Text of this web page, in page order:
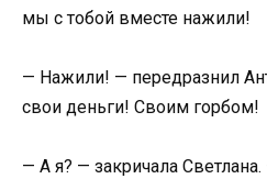
мы с тобой вместе нажили!
— Нажили! — передразнил
свои деньги! Своим горбом!
— А я? — закричала